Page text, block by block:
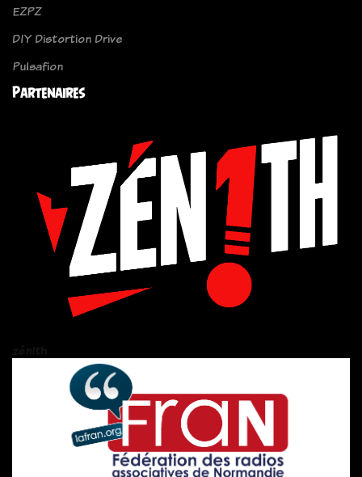
EZPZ
DIY Distortion Drive
Pulsafion
Partenaires